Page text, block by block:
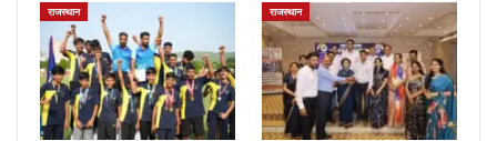
राजस्थान राजस्थान